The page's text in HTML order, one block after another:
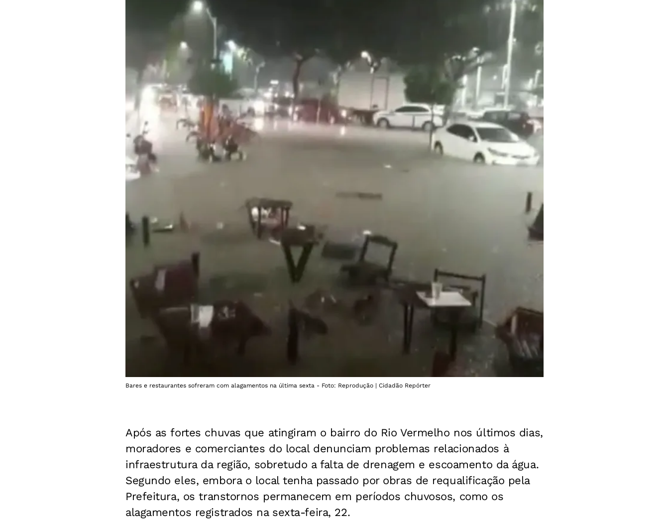
Bares e restaurantes sofreram com alagamentos na última sexta - Foto: Reprodução | Cidadão Repórter
Após as fortes chuvas que atingiram o bairro do Rio Vermelho nos últimos dias,
moradores e comerciantes do local denunciam problemas relacionados à
infraestrutura da região, sobretudo a falta de drenagem e escoamento da água.
Segundo eles, embora o local tenha passado por obras de requalificação pela
Prefeitura, os transtornos permanecem em períodos chuvosos, como os
alagamentos registrados na sexta-feira, 22.